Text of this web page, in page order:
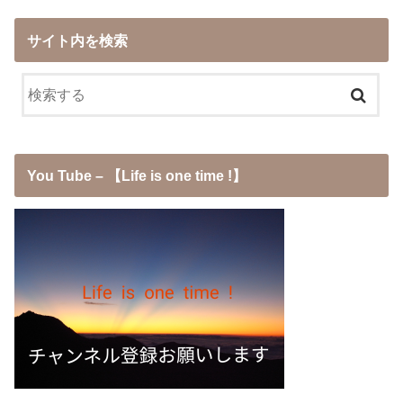
サイト内を検索
You Tube – 【Life is one time !】